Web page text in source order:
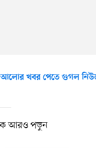
আলোর খবর পেতে গুগল
আরও পড়ুন